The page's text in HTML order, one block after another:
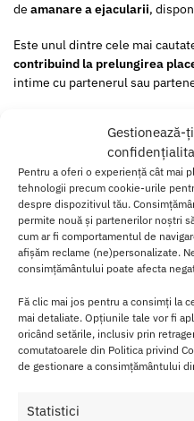
Gestionează-ți
Pentru a oferi o experiență cât mai
tehnologii precum cookie-urile
despre dispozitivul tău.
permite nouă și partenerilor noștri
cum ar fi comportamentul de
afișăm reclame (ne)personalizate.
consimțământului poate afecta
Fă clic mai jos pentru a consimți la
mai detaliate. Opțiunile tale vor fi
oricând setările, inclusiv prin
comutatoarele din Politica privind
de gestionare a consimțământului
Statistici
de amanare a ejacularii,
Este unul dintre cele mai
contribuind la prelungirea
intime cu partenerul sau
gelul TORO este conceput
, facilitand astfel
perioada mai indelungata.
Indiferent daca suferiti de
prelungiti placerea sexuala,
ambele situatii.
diminua senzatiile placute,
testat dermatologic si lipsit de
Este important de subliniat ca
dorinta sexuala sau
Dimpotriva, acesta